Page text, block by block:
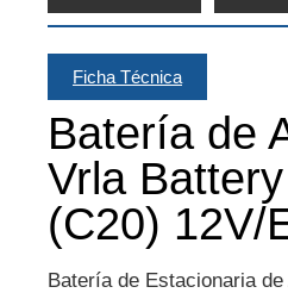
Ficha Técnica
Batería de
Vrla
(C20) 12V/
Batería de Estacionaria